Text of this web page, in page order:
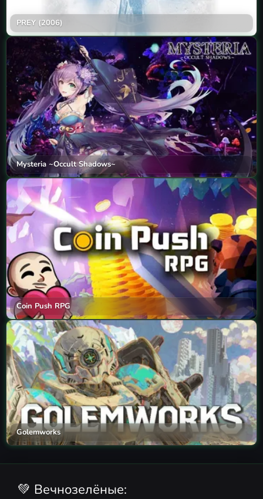
PREY (2006)
Mysteria ~Occult Shadows~
Coin Push RPG
Golemworks
💚 Вечнозелёные: